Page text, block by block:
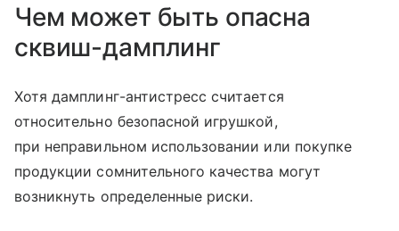
Чем может быть опасна
сквиш-дамплинг
Хотя дамплинг-антистресс считается
относительно безопасной игрушкой,
при неправильном использовании или покупке
продукции сомнительного качества могут
возникнуть определенные риски.